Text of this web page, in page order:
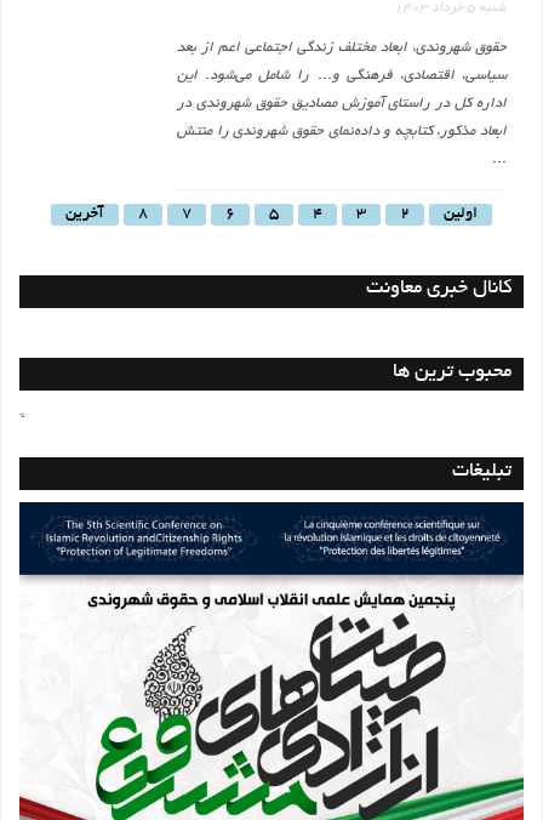
شنبه 5 خرداد 1403
حقوق شهروندی، ابعاد مختلف زندگی اجتماعی اعم از بعد
سیاسی، اقتصادی، فرهنگی و... را شامل می‌شود. این
اداره کل در راستای آموزش مصادیق حقوق شهروندی در
ابعاد مذکور، کتابچه و داده‌نمای حقوق شهروندی را منتش
...
اولین 8 7 6 5 4 3 2 آخرین
کانال خبری معاونت
محبوب ترین ها
*
تبلیغات